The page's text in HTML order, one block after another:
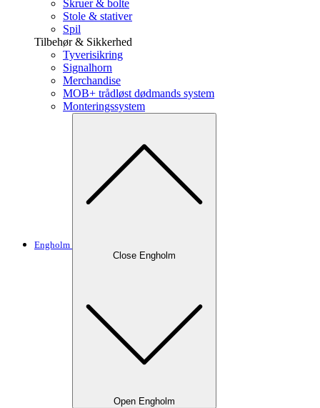
Skruer & bolte
Stole & stativer
Spil
Tilbehør & Sikkerhed
Tyverisikring
Signalhorn
Merchandise
MOB+ trådløst dødmands system
Monteringssystem
Engholm
Close Engholm
Open Engholm